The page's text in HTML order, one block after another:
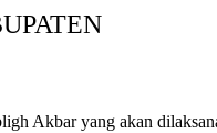
Akbar yang akan